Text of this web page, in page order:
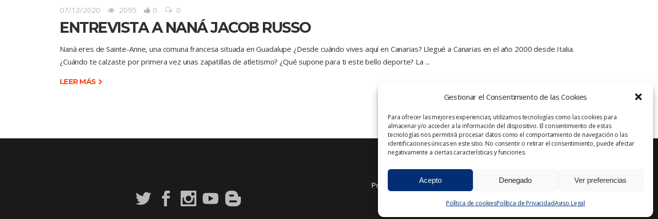
Gestionar el Consentimiento de las Cookies
Para ofrecer las mejores experiencias, utilizamos tecnologías como las cookies para
almacenar y/o acceder a la información del dispositivo. El consentimiento de estas
tecnologías nos permitirá procesar datos como el comportamiento de navegación o las
identificaciones únicas en este sitio. No consentir o retirar el consentimiento, puede afectar
negativamente a ciertas características y funciones.
Acepto Denegado Ver preferencias
Política de cookiesPolítica de PrivacidadAviso Legal
07/12/2020 2095 0 0
ENTREVISTA A NANÁ JACOB RUSSO
Naná eres de Sainte-Anne, una comuna francesa situada en Guadalupe ¿Desde cuándo vives aquí en Canarias? Llegué a Canarias en el año 2000 desde Italia.
¿Cuándo te calzaste por primera vez unas zapatillas de atletismo? ¿Qué supone para ti este bello deporte? La
LEER MÁS
Contacto
Política de Privacidad
Política de cookies